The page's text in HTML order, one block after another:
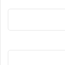
زیربنایی با ارزش 3105 میلیارد تومان و اشتغالزایی 1638 نفر در مناطق